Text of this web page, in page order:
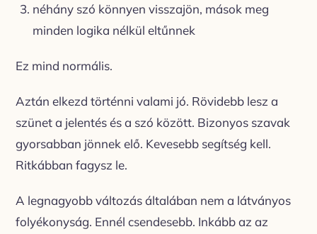
néhány szó könnyen visszajön, mások meg
minden logika nélkül eltűnnek
Ez mind normális.
Aztán elkezd történni valami jó. Rövidebb lesz a
szünet a jelentés és a szó között. Bizonyos szavak
gyorsabban jönnek elő. Kevesebb segítség kell.
Ritkábban fagysz le.
A legnagyobb változás általában nem a látványos
folyékonyság. Ennél csendesebb. Inkább az az